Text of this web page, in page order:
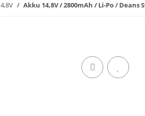
Akku 14,8V / 2800mAh / Li-Po / Deans